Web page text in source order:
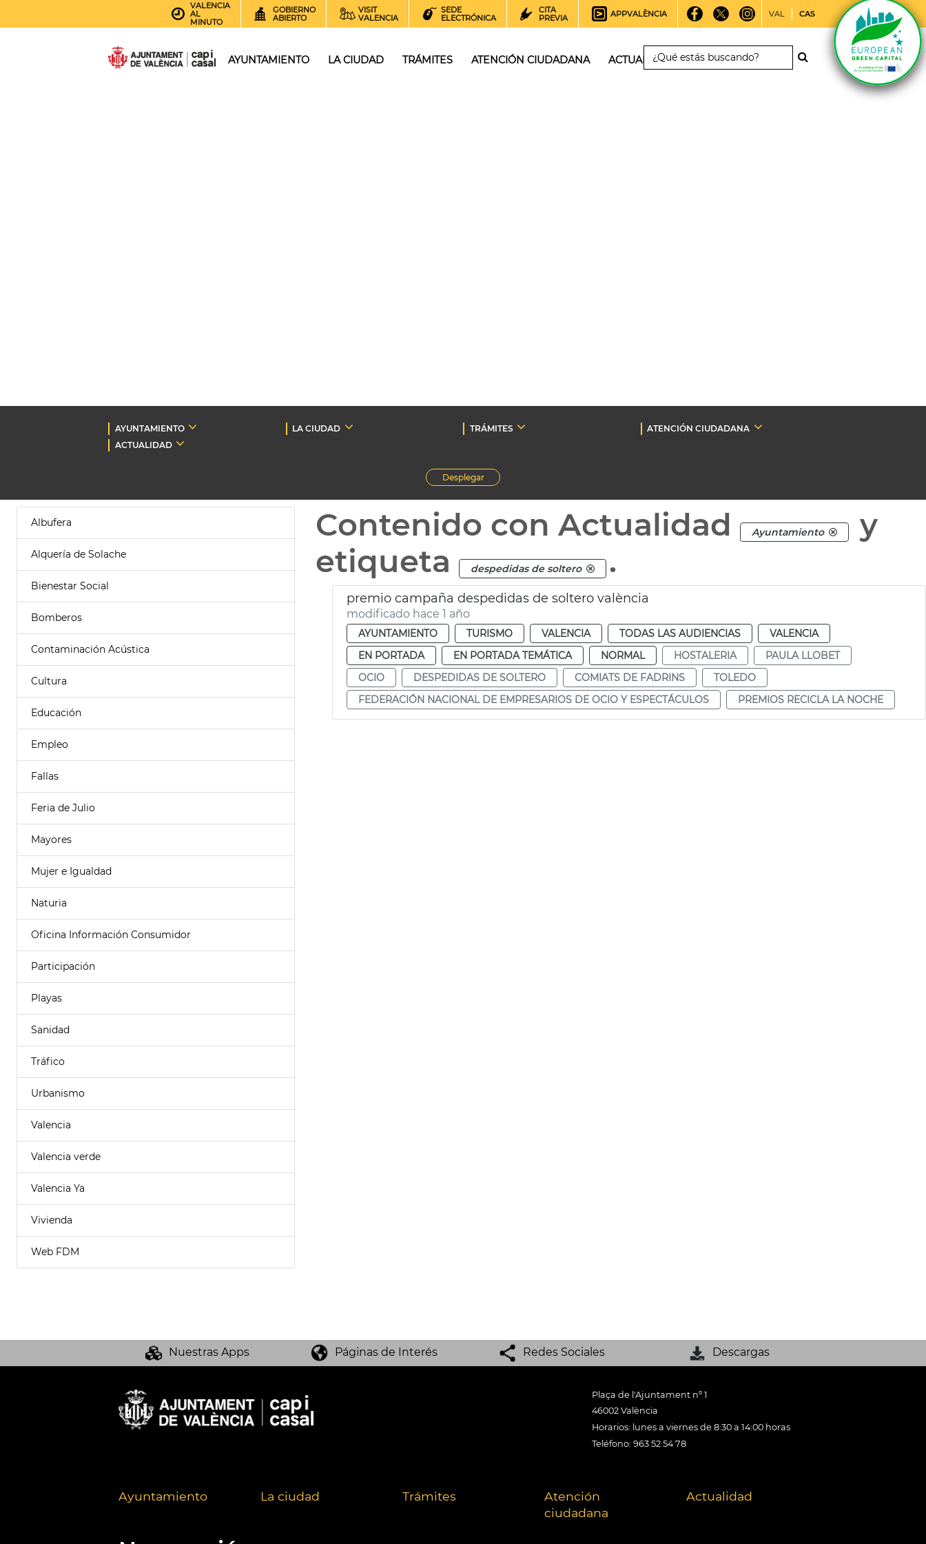
VALENCIA
AL
MINUTO
GOBIERNO
ABIERTO
VISIT
VALENCIA
SEDE
ELECTRÓNICA
CITA
PREVIA
APPVALÈNCIA VAL CAS
AYUNTAMIENTO LA CIUDAD TRÁMITES ATENCIÓN CIUDADANA ACTUALIDAD
AYUNTAMIENTO LA CIUDAD TRÁMITES
ATENCIÓN CIUDADANA
ACTUALIDAD
Desplegar
Albufera
Alquería de Solache
Bienestar Social
Bomberos
Contaminación Acústica
Cultura
Educación
Empleo
Fallas
Feria de Julio
Mayores
Mujer e Igualdad
Naturia
Oficina Información Consumidor
Participación
Playas
Sanidad
Tráfico
Urbanismo
Valencia
Valencia verde
Valencia Ya
Vivienda
Web FDM
Contenido con Actualidad Ayuntamiento
y
etiqueta
despedidas de soltero .
premio campaña despedidas de soltero valència
modificado hace 1 año
AYUNTAMIENTO TURISMO VALENCIA TODAS LAS AUDIENCIAS
VALENCIA
EN PORTADA
EN PORTADA TEMÁTICA NORMAL HOSTALERIA
PAULA LLOBET
OCIO
DESPEDIDAS DE SOLTERO COMIATS DE FADRINS
TOLEDO
FEDERACIÓN NACIONAL DE EMPRESARIOS DE OCIO Y ESPECTÁCULOS
PREMIOS RECICLA LA NOCHE
Nuestras Apps Páginas de Interés Redes Sociales Descargas
Plaça de l'Ajuntament nº 1
46002 València
Horarios: lunes a viernes de 8:30 a 14:00 horas
Teléfono: 963 52 54 78
Ayuntamiento La ciudad Trámites
Atención
ciudadana
Actualidad